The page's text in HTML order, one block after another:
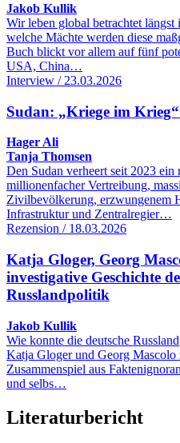
Jakob Kullik
Wir leben global betrachtet
welche Mächte werden diese
Buch blickt vor allem auf fünf
USA, China…
Interview / 23.03.2026
Sudan: „Kriege im
Hager Ali
Tanja Thomsen
Den Sudan verheert seit 2023
millionenfacher Vertreibung,
Zivilbevölkerung, erzwungenem
Infrastruktur und Zentralregier…
Rezension / 18.03.2026
Katja Gloger, Georg
investigative Geschichte
Russlandpolitik
Jakob Kullik
Wie konnte die deutsche
Katja Gloger und Georg Mascolo
Zusammenspiel aus
und selbs…
Literaturbericht